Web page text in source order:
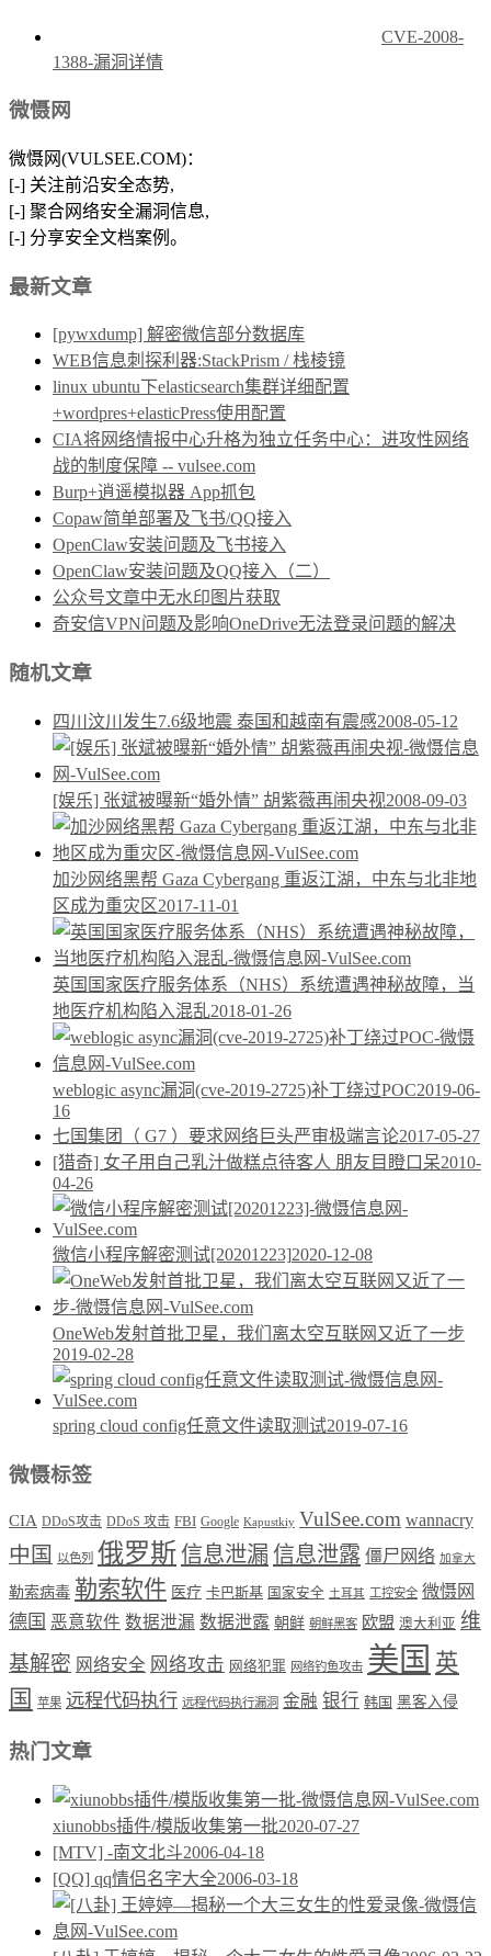
CVE-2008-
1388-漏洞详情
微慑网
微慑网(VULSEE.COM)：
[-] 关注前沿安全态势,
[-] 聚合网络安全漏洞信息,
[-] 分享安全文档案例。
最新文章
[pywxdump] 解密微信部分数据库
WEB信息刺探利器:StackPrism / 栈棱镜
linux ubuntu下elasticsearch集群详细配置
+wordpres+elasticPress使用配置
CIA将网络情报中心升格为独立任务中心：进攻性网络
战的制度保障 -- vulsee.com
Burp+逍遥模拟器 App抓包
Copaw简单部署及飞书/QQ接入
OpenClaw安装问题及飞书接入
OpenClaw安装问题及QQ接入（二）
公众号文章中无水印图片获取
奇安信VPN问题及影响OneDrive无法登录问题的解决
随机文章
四川汶川发生7.6级地震 泰国和越南有震感2008-05-12
[娱乐] 张斌被曝新“婚外情” 胡紫薇再闹央视2008-09-03
加沙网络黑帮 Gaza Cybergang 重返江湖，中东与北非地
区成为重灾区2017-11-01
英国国家医疗服务体系（NHS）系统遭遇神秘故障，当
地医疗机构陷入混乱2018-01-26
weblogic async漏洞(cve-2019-2725)补丁绕过POC2019-06-
16
七国集团（ G7 ）要求网络巨头严审极端言论2017-05-27
[猎奇] 女子用自己乳汁做糕点待客人 朋友目瞪口呆2010-
04-26
微信小程序解密测试[20201223]2020-12-08
OneWeb发射首批卫星，我们离太空互联网又近了一步
2019-02-28
spring cloud config任意文件读取测试2019-07-16
微慑标签
CIA DDoS攻击 DDoS 攻击 FBI Google Kapustkiy VulSee.com wannacry
中国 以色列 俄罗斯信息泄漏信息泄露 僵尸网络 加拿大
勒索病毒 勒索软件 医疗 卡巴斯基 国家安全 土耳其 工控安全 微慑网
德国 恶意软件 数据泄漏 数据泄露 朝鲜 朝鲜黑客 欧盟 澳大利亚 维
基解密 网络安全 网络攻击 网络犯罪 网络钓鱼攻击 美国 英
国
苹果 远程代码执行 远程代码执行漏洞 金融 银行 韩国 黑客入侵
热门文章
xiunobbs插件/模版收集第一批2020-07-27
[MTV] -南文北斗2006-04-18
[QQ] qq情侣名字大全2006-03-18